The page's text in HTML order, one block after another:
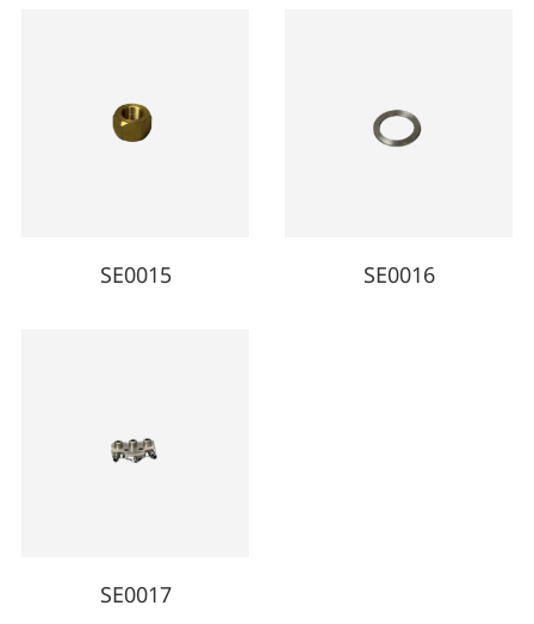
SE0015 SE0016
SE0017